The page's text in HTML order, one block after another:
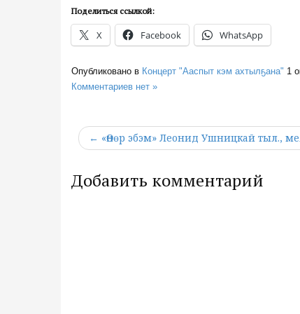
Поделиться ссылкой:
X Facebook WhatsApp
Опубликовано в Концерт "Ааспыт кэм ахтылҕана" 1
Комментариев нет »
← «Өнөр эбэм» Леонид Ушницкай тыл.,
Добавить комментарий